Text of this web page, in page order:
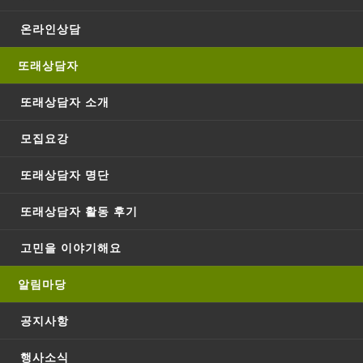
온라인상담
또래상담자
또래상담자 소개
모집요강
또래상담자 명단
또래상담자 활동 후기
고민을 이야기해요
알림마당
공지사항
행사소식
와 심리
(MMPI-
사 신청